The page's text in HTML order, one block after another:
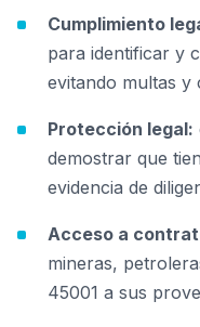
Cumplimiento
para identificar y
evitando multas y
Protección legal:
demostrar que
evidencia de
Acceso a
mineras,
45001 a sus